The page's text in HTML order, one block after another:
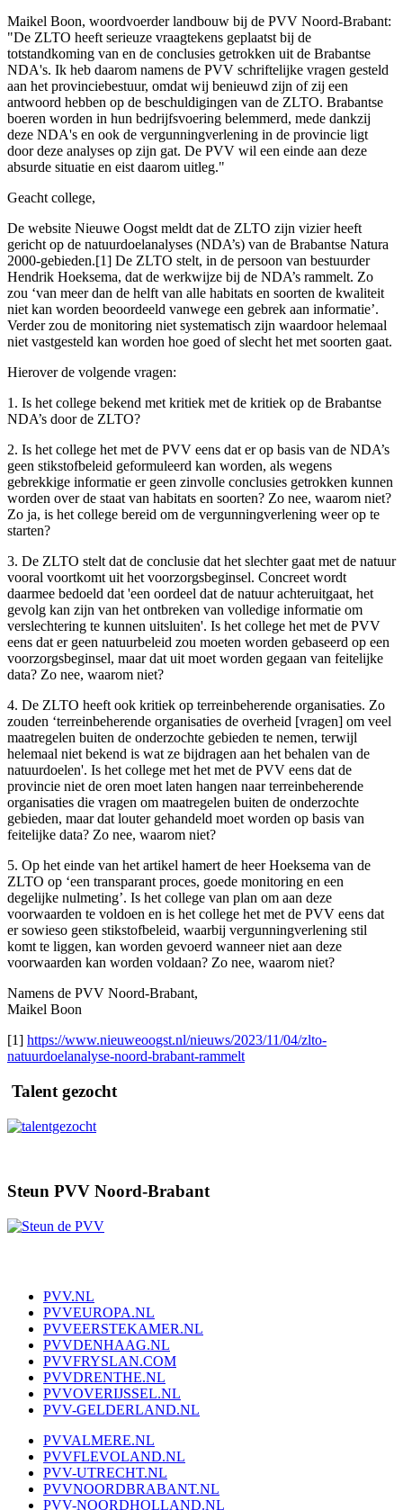
Maikel Boon, woordvoerder landbouw bij de PVV Noord-Brabant:
"De ZLTO heeft serieuze vraagtekens geplaatst bij de
totstandkoming van en de conclusies getrokken uit de Brabantse
NDA's. Ik heb daarom namens de PVV schriftelijke vragen gesteld
aan het provinciebestuur, omdat wij benieuwd zijn of zij een
antwoord hebben op de beschuldigingen van de ZLTO. Brabantse
boeren worden in hun bedrijfsvoering belemmerd, mede dankzij
deze NDA's en ook de vergunningverlening in de provincie ligt
door deze analyses op zijn gat. De PVV wil een einde aan deze
absurde situatie en eist daarom uitleg."
Geacht college,
De website Nieuwe Oogst meldt dat de ZLTO zijn vizier heeft
gericht op de natuurdoelanalyses (NDA’s) van de Brabantse Natura
2000-gebieden.[1] De ZLTO stelt, in de persoon van bestuurder
Hendrik Hoeksema, dat de werkwijze bij de NDA’s rammelt. Zo
zou ‘van meer dan de helft van alle habitats en soorten de kwaliteit
niet kan worden beoordeeld vanwege een gebrek aan informatie’.
Verder zou de monitoring niet systematisch zijn waardoor helemaal
niet vastgesteld kan worden hoe goed of slecht het met soorten gaat.
Hierover de volgende vragen:
1. Is het college bekend met kritiek met de kritiek op de Brabantse
NDA’s door de ZLTO?
2. Is het college het met de PVV eens dat er op basis van de NDA’s
geen stikstofbeleid geformuleerd kan worden, als wegens
gebrekkige informatie er geen zinvolle conclusies getrokken kunnen
worden over de staat van habitats en soorten? Zo nee, waarom niet?
Zo ja, is het college bereid om de vergunningverlening weer op te
starten?
3. De ZLTO stelt dat de conclusie dat het slechter gaat met de natuur
vooral voortkomt uit het voorzorgsbeginsel. Concreet wordt
daarmee bedoeld dat 'een oordeel dat de natuur achteruitgaat, het
gevolg kan zijn van het ontbreken van volledige informatie om
verslechtering te kunnen uitsluiten'. Is het college het met de PVV
eens dat er geen natuurbeleid zou moeten worden gebaseerd op een
voorzorgsbeginsel, maar dat uit moet worden gegaan van feitelijke
data? Zo nee, waarom niet?
4. De ZLTO heeft ook kritiek op terreinbeherende organisaties. Zo
zouden ‘terreinbeherende organisaties de overheid [vragen] om veel
maatregelen buiten de onderzochte gebieden te nemen, terwijl
helemaal niet bekend is wat ze bijdragen aan het behalen van de
natuurdoelen'. Is het college met het met de PVV eens dat de
provincie niet de oren moet laten hangen naar terreinbeherende
organisaties die vragen om maatregelen buiten de onderzochte
gebieden, maar dat louter gehandeld moet worden op basis van
feitelijke data? Zo nee, waarom niet?
5. Op het einde van het artikel hamert de heer Hoeksema van de
ZLTO op ‘een transparant proces, goede monitoring en een
degelijke nulmeting’. Is het college van plan om aan deze
voorwaarden te voldoen en is het college het met de PVV eens dat
er sowieso geen stikstofbeleid, waarbij vergunningverlening stil
komt te liggen, kan worden gevoerd wanneer niet aan deze
voorwaarden kan worden voldaan? Zo nee, waarom niet?
Namens de PVV Noord-Brabant,
Maikel Boon
[1] https://www.nieuweoogst.nl/nieuws/2023/11/04/zlto-
natuurdoelanalyse-noord-brabant-rammelt
Talent gezocht
Steun PVV Noord-Brabant
PVV.NL
PVVEUROPA.NL
PVVEERSTEKAMER.NL
PVVDENHAAG.NL
PVVFRYSLAN.COM
PVVDRENTHE.NL
PVVOVERIJSSEL.NL
PVV-GELDERLAND.NL
PVVALMERE.NL
PVVFLEVOLAND.NL
PVV-UTRECHT.NL
PVVNOORDBRABANT.NL
PVV-NOORDHOLLAND.NL